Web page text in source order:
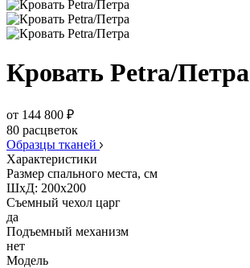
Кровать Petra/Петра
от 144 800 ₽
80 расцветок
Образцы тканей
Характеристики
Размер спального места, см
ШxД: 200x200
Съемный чехол царг
да
Подъемный механизм
нет
Модель